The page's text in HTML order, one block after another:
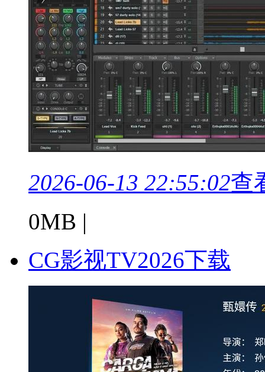
2026-06-13 22:55:02查
0MB |
CG影视TV2026下载